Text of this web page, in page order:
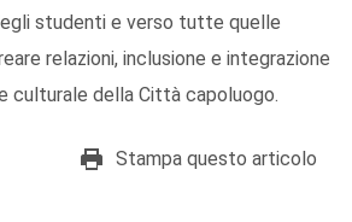
studenti e verso tutte quelle
relazioni, inclusione e integrazione
culturale della Città capoluogo.
Stampa questo articolo